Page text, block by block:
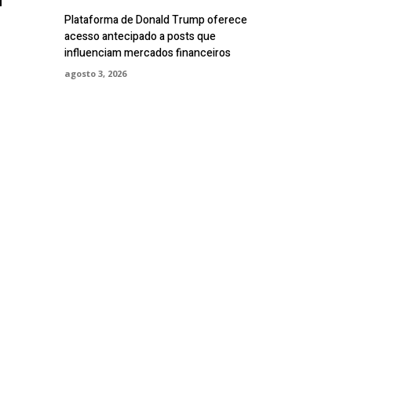
Plataforma de Donald Trump oferece
acesso antecipado a posts que
influenciam mercados financeiros
agosto 3, 2026